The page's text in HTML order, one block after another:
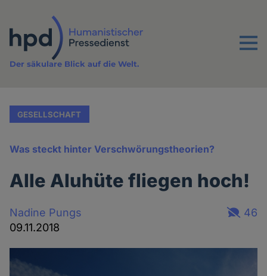
Inhalt
Menu
Der säkulare Blick auf die Welt.
GESELLSCHAFT
Was steckt hinter Verschwörungstheorien?
Alle Aluhüte fliegen hoch!
Nadine Pungs
09.11.2018
46